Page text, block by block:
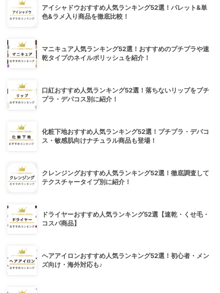
アイシャドウおすすめ人気ランキング52選！パレット&単
色&ラメ入り商品を徹底比較！
マニキュア人気ランキング52選！おすすめのプチプラや速
乾タイプのネイルポリッシュを紹介！
口紅おすすめ人気ランキング52選！落ちないリップをプチ
プラ・デパコス別に紹介！
化粧下地おすすめ人気ランキング52選！プチプラ・デパコ
ス・敏感肌向けナチュラル商品も登場！
クレンジングおすすめ人気ランキング52選！徹底調査して
テクスチャータイプ別に紹介！
ドライヤーおすすめ人気ランキング52選【速乾・くせ毛・
コスパ商品】
ヘアアイロンおすすめ人気ランキング52選！初心者・メン
ズ向け・海外対応も♪